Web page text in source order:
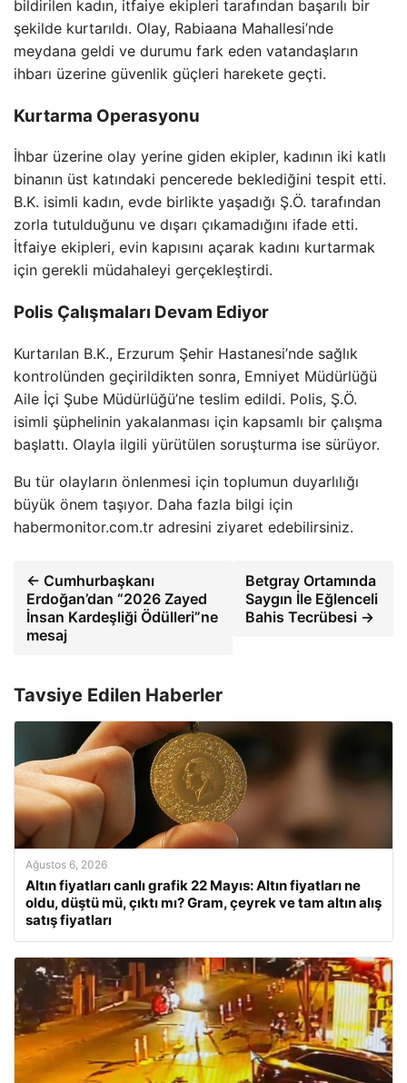
bildirilen kadın, itfaiye ekipleri tarafından başarılı bir
şekilde kurtarıldı. Olay, Rabiaana Mahallesi’nde
meydana geldi ve durumu fark eden vatandaşların
ihbarı üzerine güvenlik güçleri harekete geçti.
Kurtarma Operasyonu
İhbar üzerine olay yerine giden ekipler, kadının iki katlı
binanın üst katındaki pencerede beklediğini tespit etti.
B.K. isimli kadın, evde birlikte yaşadığı Ş.Ö. tarafından
zorla tutulduğunu ve dışarı çıkamadığını ifade etti.
İtfaiye ekipleri, evin kapısını açarak kadını kurtarmak
için gerekli müdahaleyi gerçekleştirdi.
Polis Çalışmaları Devam Ediyor
Kurtarılan B.K., Erzurum Şehir Hastanesi’nde sağlık
kontrolünden geçirildikten sonra, Emniyet Müdürlüğü
Aile İçi Şube Müdürlüğü’ne teslim edildi. Polis, Ş.Ö.
isimli şüphelinin yakalanması için kapsamlı bir çalışma
başlattı. Olayla ilgili yürütülen soruşturma ise sürüyor.
Bu tür olayların önlenmesi için toplumun duyarlılığı
büyük önem taşıyor. Daha fazla bilgi için
habermonitor.com.tr adresini ziyaret edebilirsiniz.
← Cumhurbaşkanı
Erdoğan’dan “2026 Zayed
İnsan Kardeşliği Ödülleri”ne
mesaj
Betgray Ortamında
Saygın İle Eğlenceli
Bahis Tecrübesi →
Tavsiye Edilen Haberler
Ağustos 6, 2026
Altın fiyatları canlı grafik 22 Mayıs: Altın fiyatları ne
oldu, düştü mü, çıktı mı? Gram, çeyrek ve tam altın alış
satış fiyatları